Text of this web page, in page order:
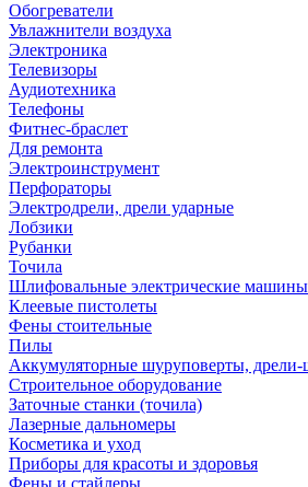
Обогреватели
Увлажнители воздуха
Электроника
Телевизоры
Аудиотехника
Телефоны
Фитнес-браслет
Для ремонта
Электроинструмент
Перфораторы
Электродрели, дрели ударные
Лобзики
Рубанки
Точила
Шлифовальные электрические машины
Клеевые пистолеты
Фены стоительные
Пилы
Аккумуляторные шуруповерты,
Строительное оборудование
Заточные станки (точила)
Лазерные дальномеры
Косметика и уход
Приборы для красоты и здоровья
Фены и стайлеры